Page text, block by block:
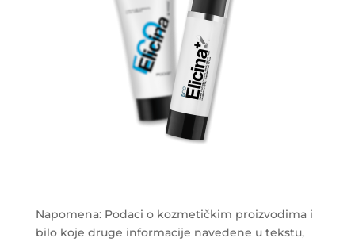
Napomena: Podaci o kozmetičkim proizvodima i
bilo koje druge informacije navedene u tekstu,